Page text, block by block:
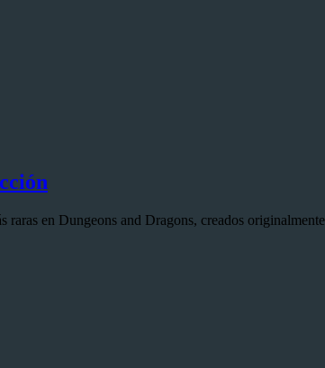
en Dungeons and Dragons, creados